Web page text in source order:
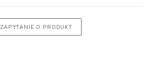
ZAPYTANIE O PRODUKT